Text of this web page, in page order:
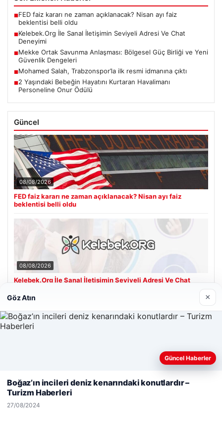
■FED faiz kararı ne zaman açıklanacak? Nisan ayı faiz
beklentisi belli oldu
■Kelebek.Org İle Sanal İletişimin Seviyeli Adresi Ve Chat
Deneyimi
■Mekke Ortak Savunma Anlaşması: Bölgesel Güç Birliği ve Yeni
Güvenlik Dengeleri
■Mohamed Salah, Trabzonspor’la ilk resmi idmanına çıktı
■2 Yaşındaki Bebeğin Hayatını Kurtaran Havalimanı
Personeline Onur Ödülü
Güncel
08/08/2026
FED faiz kararı ne zaman açıklanacak? Nisan ayı faiz
beklentisi belli oldu
08/08/2026
Kelebek.Org İle Sanal İletişimin Seviyeli Adresi Ve Chat
Son Eklenen Firmalar
Web sitemizi nasıl kullandığınızı daha iyi anlayabilmek,
kullanıyoruz.Çerez Politikamız
Göz Atın ×
Güncel Haberler
Boğaz’ın incileri deniz kenarındaki konutlardır –
Turizm Haberleri
27/08/2024